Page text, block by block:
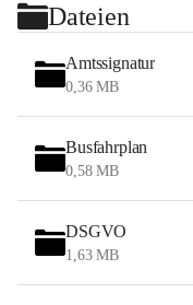
Wien erreicht man in
Stössing zählt noch
zum
„ihre Wiener“. Seit
Wochenendhäuser im
waldreichen
Das Wandern ist aus
Tätigkeit. Das
Wiesen, Wälder und
Dateien
Amtssignatur
0,36 MB
Busfahrplan
0,58 MB
DSGVO
1,63 MB